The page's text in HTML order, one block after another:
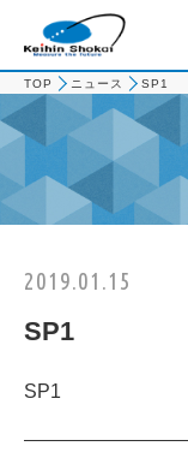
TOP ニュース SP1
2019.01.15
SP1
SP1